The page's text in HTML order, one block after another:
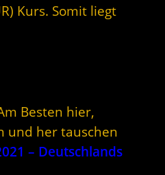
Kurs. Somit liegt
Besten hier,
und her tauschen
– Deutschlands